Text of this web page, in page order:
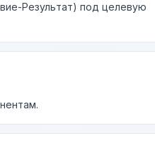
Результат) под целевую